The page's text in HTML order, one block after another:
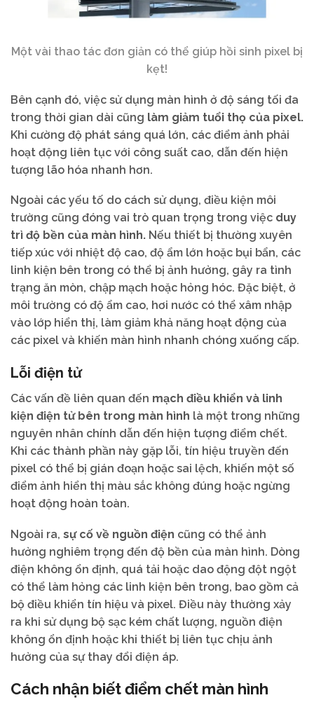
Một vài thao tác đơn giản có thể giúp hồi sinh pixel bị
kẹt!
Bên cạnh đó, việc sử dụng màn hình ở độ sáng tối đa
trong thời gian dài cũng làm giảm tuổi thọ của pixel.
Khi cường độ phát sáng quá lớn, các điểm ảnh phải
hoạt động liên tục với công suất cao, dẫn đến hiện
tượng lão hóa nhanh hơn.
Ngoài các yếu tố do cách sử dụng, điều kiện môi
trường cũng đóng vai trò quan trọng trong việc duy
trì độ bền của màn hình. Nếu thiết bị thường xuyên
tiếp xúc với nhiệt độ cao, độ ẩm lớn hoặc bụi bẩn, các
linh kiện bên trong có thể bị ảnh hưởng, gây ra tình
trạng ăn mòn, chập mạch hoặc hỏng hóc. Đặc biệt, ở
môi trường có độ ẩm cao, hơi nước có thể xâm nhập
vào lớp hiển thị, làm giảm khả năng hoạt động của
các pixel và khiến màn hình nhanh chóng xuống cấp.
Lỗi điện tử
Các vấn đề liên quan đến mạch điều khiển và linh
kiện điện tử bên trong màn hình là một trong những
nguyên nhân chính dẫn đến hiện tượng điểm chết.
Khi các thành phần này gặp lỗi, tín hiệu truyền đến
pixel có thể bị gián đoạn hoặc sai lệch, khiến một số
điểm ảnh hiển thị màu sắc không đúng hoặc ngừng
hoạt động hoàn toàn.
Ngoài ra, sự cố về nguồn điện cũng có thể ảnh
hưởng nghiêm trọng đến độ bền của màn hình. Dòng
điện không ổn định, quá tải hoặc dao động đột ngột
có thể làm hỏng các linh kiện bên trong, bao gồm cả
bộ điều khiển tín hiệu và pixel. Điều này thường xảy
ra khi sử dụng bộ sạc kém chất lượng, nguồn điện
không ổn định hoặc khi thiết bị liên tục chịu ảnh
hưởng của sự thay đổi điện áp.
Cách nhận biết điểm chết màn hình